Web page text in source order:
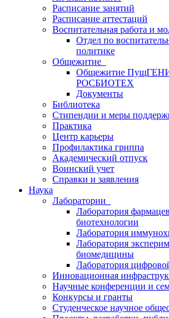
Расписание занятий
Расписание аттестаций
Воспитательная работа и
Отдел по
политике
Общежитие
Общежитие ПущГЕНИ
РОСБИОТЕХ
Документы
Библиотека
Стипендии и меры
Практика
Центр карьеры
Профилактика гриппа
Академический отпуск
Воинский учет
Справки и заявления
Наука
Лаборатории
Лаборатория
биотехнологии
Лаборатория
Лаборатория
биомедицины
Лаборатория
Инновационная
Научные конференции и
Конкурсы и гранты
Студенческое научное